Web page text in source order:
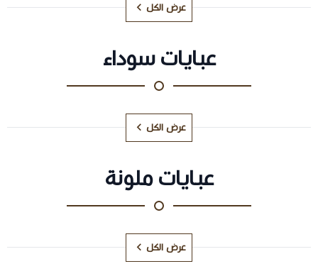
عرض الكل
عبايات سوداء
عرض الكل
عبايات ملونة
عرض الكل